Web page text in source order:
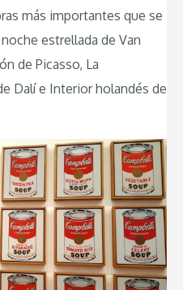
más importantes que se
estrellada de Van
de Picasso, La
Dalí e Interior holandés de